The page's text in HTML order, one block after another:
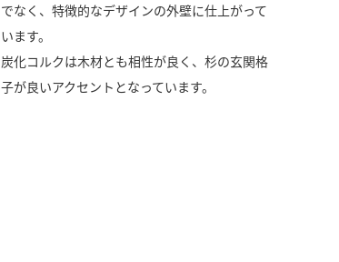
でなく、特徴的なデザインの外壁に仕上がって
います。
炭化コルクは木材とも相性が良く、杉の玄関格
子が良いアクセントとなっています。